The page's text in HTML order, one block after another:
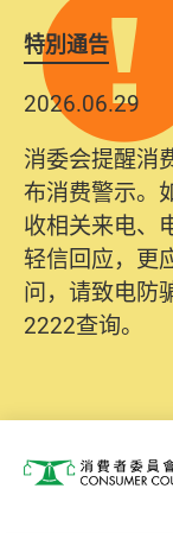
特別通告
2026.06.29
消委会提醒消
布消费警示。
收相关来电、
轻信回应，更
问，请致电防
2222查询。
消费者委员会